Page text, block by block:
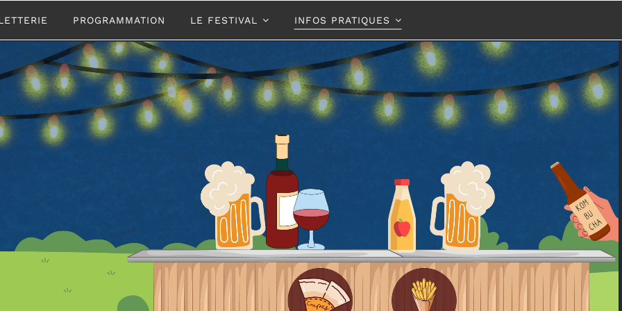
PROGRAMMATION LE FESTIVAL INFOS PRATIQUES